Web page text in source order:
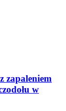
zapaleniem
w